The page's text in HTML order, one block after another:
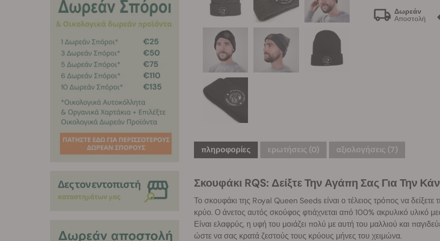
Δωρεάν
Αποστολή
πληροφορίες ερωτήσεις (0) αξιολογήσεις (7)
Σκουφάκι RQS: Δείξτε Την Αγάπη Σας Για Την
Το σκουφάκι της Royal Queen Seeds είναι ο τέλειος τρόπος να
κρύο. Ο άνετος αυτός σκούφος φτιάχνεται από 100% ακρυλικό υλικό
Είναι ελαφρύς, η υφή του μοιάζει πολύ με αυτή του μαλλιού και
ώστε να σας κρατά ζεστούς τους κρύους μήνες του χειμώνα.